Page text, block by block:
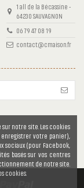
1 all de la Bécassine -
64230 SAUVAGNON
06 79 47 08 19
contact@cmaison.fr
notre site. Les cookies
votre panier),
sociaux (pour Facebook,
basés sur vos centres
de notre site.
cookies.